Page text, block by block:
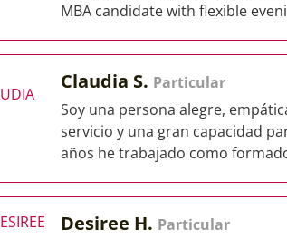
MBA candidate with flexible
Claudia S. Particular
Soy una persona alegre,
servicio y una gran capacidad
años he trabajado como
Desiree H. Particular